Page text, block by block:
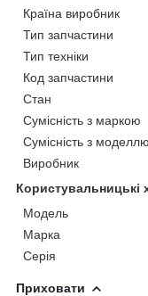
Країна виробник
Тип запчастини
Тип техніки
Код запчастини
Стан
Сумісність з маркою
Сумісність з моделлю
Виробник
Користувальницькі
Модель
Марка
Серія
Приховати